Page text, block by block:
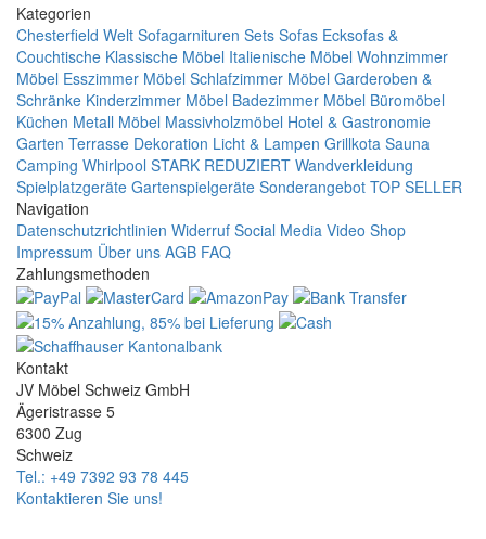
Kategorien
Chesterfield Welt Sofagarnituren Sets Sofas Ecksofas &
Couchtische Klassische Möbel Italienische Möbel Wohnzimmer
Möbel Esszimmer Möbel Schlafzimmer Möbel Garderoben &
Schränke Kinderzimmer Möbel Badezimmer Möbel Büromöbel
Küchen Metall Möbel Massivholzmöbel Hotel & Gastronomie
Garten Terrasse Dekoration Licht & Lampen Grillkota Sauna
Camping Whirlpool STARK REDUZIERT Wandverkleidung
Spielplatzgeräte Gartenspielgeräte Sonderangebot TOP SELLER
Navigation
Datenschutzrichtlinien Widerruf Social Media Video Shop
Impressum Über uns AGB FAQ
Zahlungsmethoden
Kontakt
JV Möbel Schweiz GmbH
Ägeristrasse 5
6300 Zug
Schweiz
Tel.: +49 7392 93 78 445
Kontaktieren Sie uns!